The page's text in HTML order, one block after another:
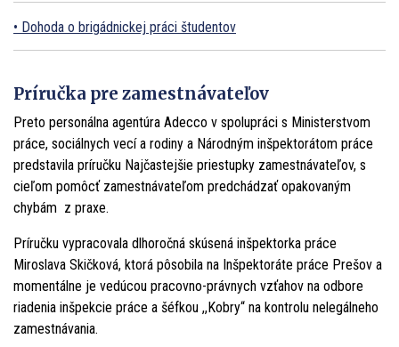
Dohoda o brigádnickej práci študentov
Príručka pre zamestnávateľov
Preto personálna agentúra Adecco v spolupráci s Ministerstvom
práce, sociálnych vecí a rodiny a Národným inšpektorátom práce
predstavila príručku Najčastejšie priestupky zamestnávateľov, s
cieľom pomôcť zamestnávateľom predchádzať opakovaným
chybám z praxe.
Príručku vypracovala dlhoročná skúsená inšpektorka práce
Miroslava Skičková, ktorá pôsobila na Inšpektoráte práce Prešov a
momentálne je vedúcou pracovno-právnych vzťahov na odbore
riadenia inšpekcie práce a šéfkou ,,Kobry“ na kontrolu nelegálneho
zamestnávania.